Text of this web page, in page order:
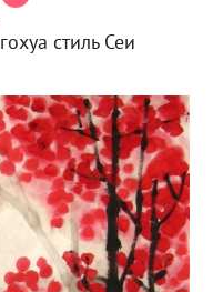
стиль Сеи